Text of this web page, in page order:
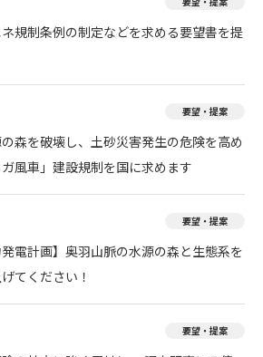
ネ規制条例の制定などを求める要望書を提
要望・提案
の森を破壊し、土砂災害発生の危険を高め
風車」建設規制を国に求めます
要望・提案
発電計画】奥羽山脈の水源の森と生態系を
てください！
要望・提案